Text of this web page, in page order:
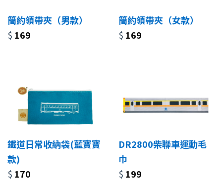
簡約領帶夾（男款）
$ 169
簡約領帶夾（女款）
$ 169
鐵道日常收納袋(藍寶寶
款)
$ 170
DR2800柴聯車運動毛
巾
$ 199